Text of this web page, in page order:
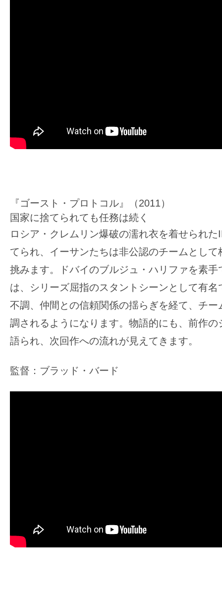
『ゴースト・プロトコル』（2011）
国家に捨てられても任務は続く
ロシア・クレムリン爆破の濡れ衣を着せられ
てられ、イーサンたちは非公認のチームとし
挑みます。ドバイのブルジュ・ハリファを素手
は、シリーズ屈指のスタントシーンとして有
不調、仲間との信頼関係の揺らぎを経て、チー
調されるようになります。物語的にも、前作の
語られ、次回作への流れが見えてきます。
監督：ブラッド・バード